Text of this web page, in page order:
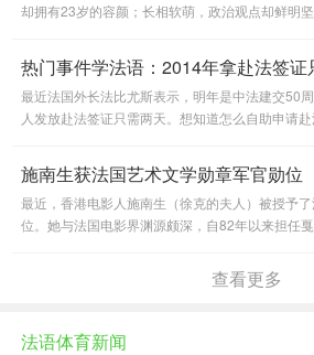
却拥有23岁的容颜；长相软萌，政治观点却鲜明
热门事件学法语：2014年拿赴法签证
最近法国外长法比尤斯表示，明年是中法建交50
人发放赴法签证只需两天。想知道怎么自助申请
施南生获法国艺术文学勋章军官勋位
最近，香港电影人施南生（徐克的夫人）被授予
位。她与法国电影界渊源颇深，自82年以来担任
查看更多
法语体育新闻